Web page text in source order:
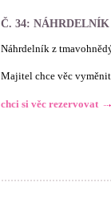
Č. 34: NÁHRDELNÍK
Náhrdelník z
Majitel chce věc
chci si věc rezervovat